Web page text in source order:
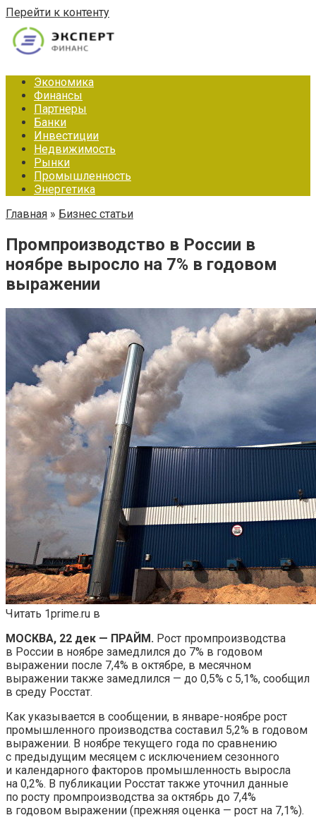
Перейти к контенту
Экономика
Финансы
Партнеры
Банки
Инвестиции
Недвижимость
Рынки
Промышленность
Энергетика
Главная » Бизнес статьи
Промпроизводство в России в
ноябре выросло на 7% в годовом
выражении
Читать 1prime.ru в
МОСКВА, 22 дек — ПРАЙМ. Рост промпроизводства
в России в ноябре замедлился до 7% в годовом
выражении после 7,4% в октябре, в месячном
выражении также замедлился — до 0,5% с 5,1%, сообщил
в среду Росстат.
Как указывается в сообщении, в январе-ноябре рост
промышленного производства составил 5,2% в годовом
выражении. В ноябре текущего года по сравнению
с предыдущим месяцем с исключением сезонного
и календарного факторов промышленность выросла
на 0,2%. В публикации Росстат также уточнил данные
по росту промпроизводства за октябрь до 7,4%
в годовом выражении (прежняя оценка — рост на 7,1%).